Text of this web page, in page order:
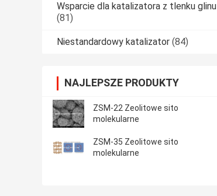
Wsparcie dla katalizatora z tlenku glinu
(81)
Niestandardowy katalizator (84)
NAJLEPSZE PRODUKTY
ZSM-22 Zeolitowe sito
molekularne
ZSM-35 Zeolitowe sito
molekularne